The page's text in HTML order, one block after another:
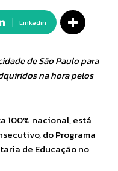
Linkedin
de São Paulo para
na hora pelos
100% nacional, está
do Programa
de Educação no